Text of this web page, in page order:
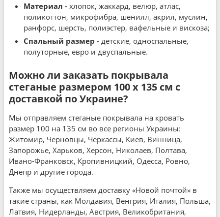
Материал - хлопок, жаккард, велюр, атлас,
поликоттон, микрофибра, шенилл, акрил, муслин,
ранфорс, шерсть, полиэстер, вафельные и вискоза;
Спальный размер - детские, односпальные,
полуторные, евро и двуспальные.
Можно ли заказать покрывала
стеганые размером 100 x 135 см с
доставкой по Украине?
Мы отправляем стеганые покрывала на кровать
размер 100 на 135 см во все регионы Украины:
Житомир, Черновцы, Черкассы, Киев, Винница,
Запорожье, Харьков, Херсон, Николаев, Полтава,
Ивано-Франковск, Кропивницкий, Одесса, Ровно,
Днепр и другие города.
Также мы осуществляем доставку «Новой почтой» в
такие страны, как Молдавия, Венгрия, Италия, Польша,
Латвия, Нидерланды, Австрия, Великобритания,